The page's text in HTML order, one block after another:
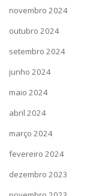
novembro 2024
outubro 2024
setembro 2024
junho 2024
maio 2024
abril 2024
março 2024
fevereiro 2024
dezembro 2023